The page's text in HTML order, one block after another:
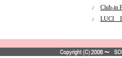
♪ Club-in
♪ LUCI